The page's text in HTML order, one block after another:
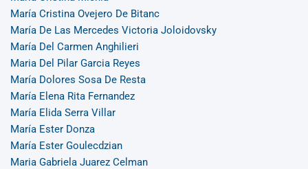
María Cristina Ovejero De Bitanc
María De Las Mercedes Victoria Joloidovsky
María Del Carmen Anghilieri
Maria Del Pilar Garcia Reyes
María Dolores Sosa De Resta
María Elena Rita Fernandez
María Elida Serra Villar
María Ester Donza
María Ester Goulecdzian
Maria Gabriela Juarez Celman